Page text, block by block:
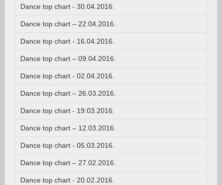
Dance top chart - 30.04.2016.
Dance top chart – 22.04.2016.
Dance top chart - 16.04.2016.
Dance top chart – 09.04.2016.
Dance top chart - 02.04.2016.
Dance top chart – 26.03.2016.
Dance top chart - 19.03.2016.
Dance top chart – 12.03.2016.
Dance top chart - 05.03.2016.
Dance top chart – 27.02.2016.
Dance top chart - 20.02.2016.